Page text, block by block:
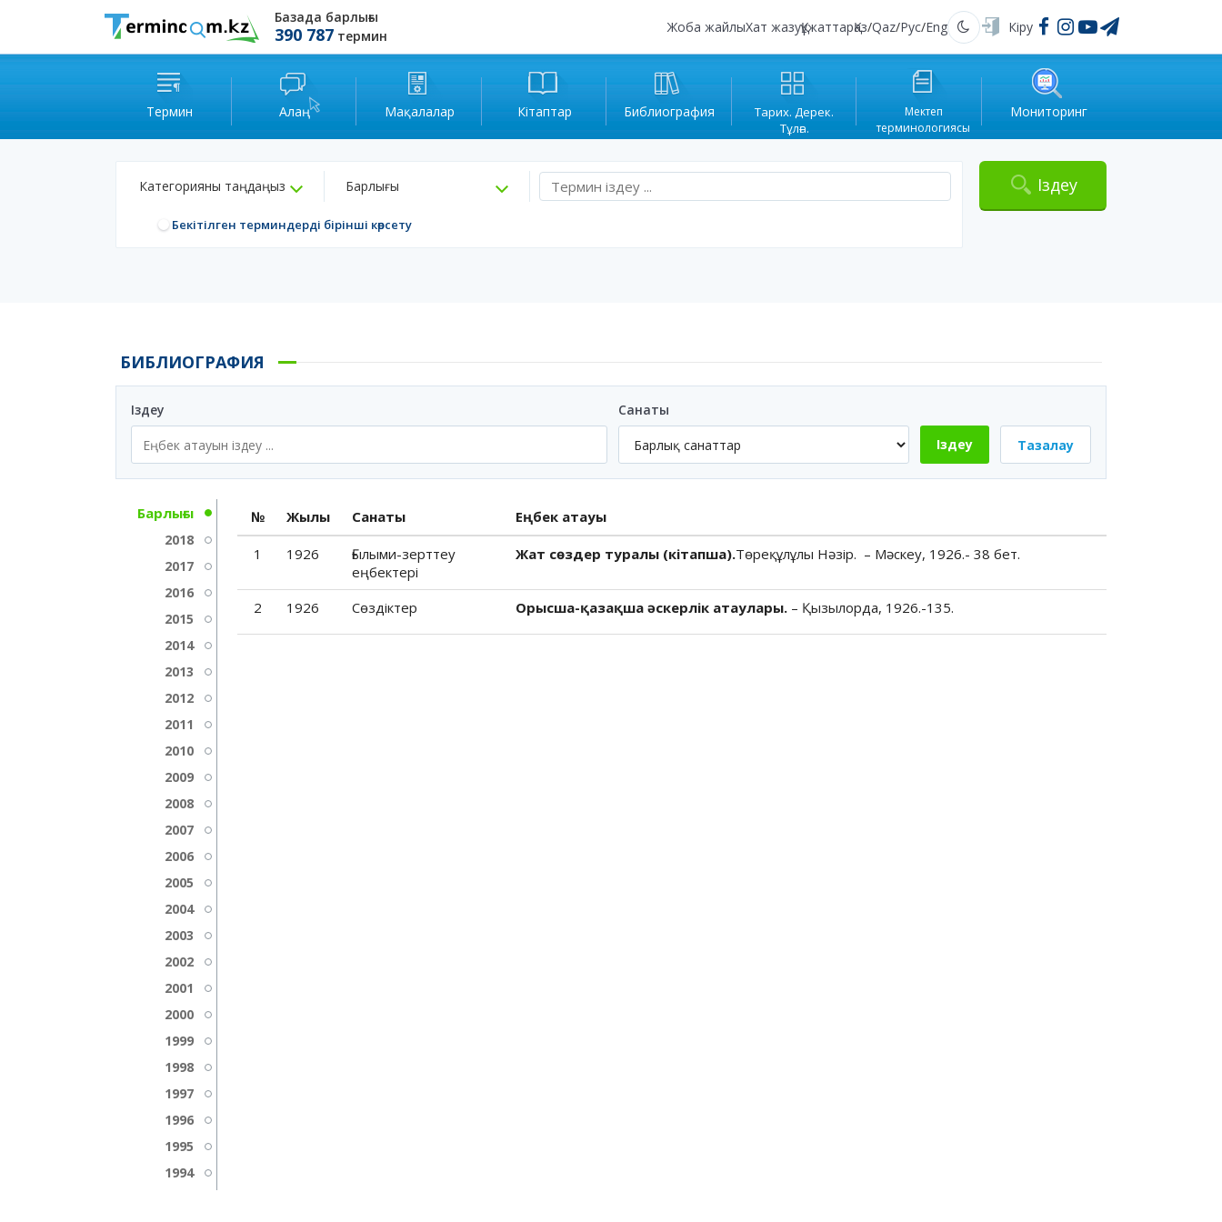
Базада барлығы
390 787 термин
Жоба жайлыХат жазуҚұжаттарҚаз/Qaz/Рус/Eng Қараңғы Кіру
Термин Алаң Мақалалар Кітаптар Библиография
Тарих. Дерек.
Тұлға.
Мектеп
терминологиясы
Мониторинг
Категорияны таңдаңыз Барлығы
Бекітілген терминдерді бірінші көрсету
Іздеу
БИБЛИОГРАФИЯ
Іздеу
Санаты
Іздеу
Тазалау
Барлығы
2018
2017
2016
2015
2014
2013
2012
2011
2010
2009
2008
2007
2006
2005
2004
2003
2002
2001
2000
1999
1998
1997
1996
1995
1994
№ Жылы Санаты Еңбек атауы
1 1926
Ғылыми-зерттеу
еңбектері
Жат сөздер туралы (кітапша).Төреқұлұлы Нәзір. – Мәскеу, 1926.- 38 бет.
2 1926 Cөздіктер Орысша-қазақша әскерлік атаулары. – Қызылорда, 1926.-135.